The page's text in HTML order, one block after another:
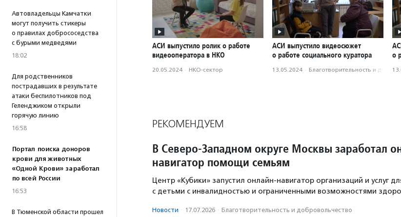
Автовладельцы Камчатки
могут получить стикеры
о правилах добрососедства
с бурыми медведями
18:02
Для родственников
пострадавших в результате
атаки беспилотников под
Геленджиком открыли
горячую линию
16:58
Портал поиска доноров
крови для животных
«Одной Крови» заработал
по всей России
16:53
В Тюменской области прошел
АСИ выпустило ролик о работе
видеооператора в НКО
20.05.2024 · НКО-сектор
АСИ выпустило видеосюжет
о работе социального куратора
13.05.2024 · Благотвори­тель­ность и
о
РЕКОМЕНДУЕМ
В Северо-Западном округе Москвы заработал
навигатор помощи семьям
Центр «Кубики» запустил онлайн-навигатор организаций и услуг
с детьми с инвалидностью и ограниченными возможностями
Новости · 17.07.2026 · Благотвори­тель­ность и доброволь­чест­во